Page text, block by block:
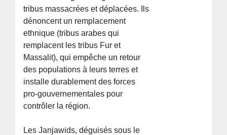
tribus massacrées et déplacées. Ils
dénoncent un remplacement
ethnique (tribus arabes qui
remplacent les tribus Fur et
Massalit), qui empêche un retour
des populations à leurs terres et
installe durablement des forces
pro-gouvernementales pour
contrôler la région.
Les Janjawids, déguisés sous le